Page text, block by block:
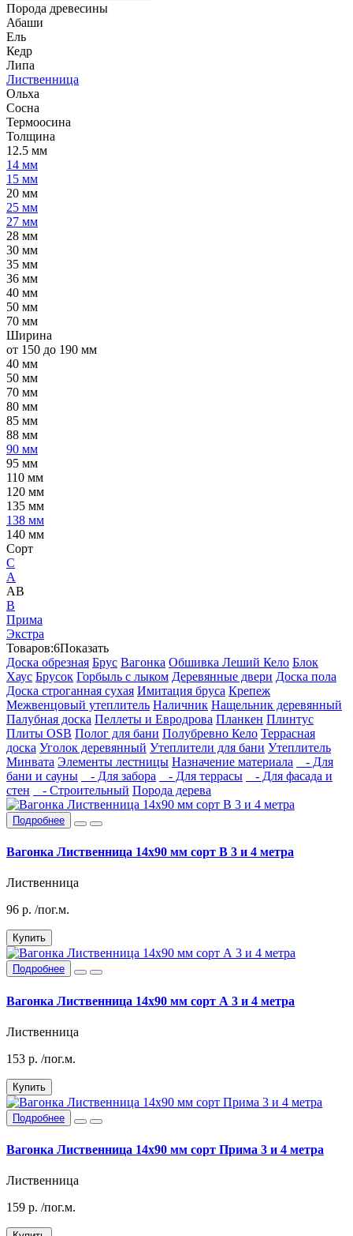
Порода древесины
Абаши
Ель
Кедр
Липа
Лиственница
Ольха
Сосна
Термоосина
Толщина
12.5 мм
14 мм
15 мм
20 мм
25 мм
27 мм
28 мм
30 мм
35 мм
36 мм
40 мм
50 мм
70 мм
Ширина
от 150 до 190 мм
40 мм
50 мм
70 мм
80 мм
85 мм
88 мм
90 мм
95 мм
110 мм
120 мм
135 мм
138 мм
140 мм
Сорт
C
А
АВ
В
Прима
Экстра
Товаров:6Показать
Доска обрезная Брус Вагонка Обшивка Леший Кело Блок
Хаус Брусок Горбыль с лыком Деревянные двери Доска пола
Доска строганная сухая Имитация бруса Крепеж
Межвенцовый утеплитель Наличник Нащельник деревянный
Палубная доска Пеллеты и Евродрова Планкен Плинтус
Плиты OSB Полог для бани Полубревно Кело Террасная
доска Уголок деревянный Утеплители для бани Утеплитель
Минвата Элементы лестницы Назначение материала
- Для
бани и сауны
- Для забора - Для террасы
- Для фасада и
стен
- Строительный Порода дерева
Подробнее
Вагонка Лиственница 14х90 мм сорт В 3 и 4 метра
Лиственница
96 р. /пог.м.
Купить
Подробнее
Вагонка Лиственница 14х90 мм сорт А 3 и 4 метра
Лиственница
153 р. /пог.м.
Купить
Подробнее
Вагонка Лиственница 14х90 мм сорт Прима 3 и 4 метра
Лиственница
159 р. /пог.м.